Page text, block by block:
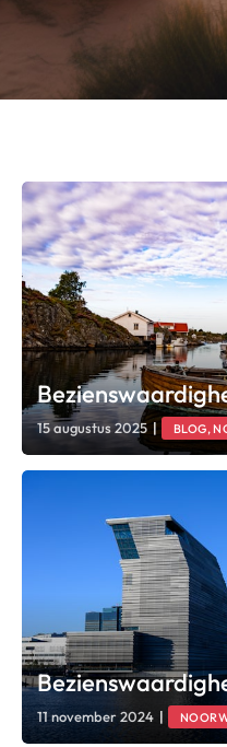
15 augustus 2025 | BLOG,
11 november 2024 |